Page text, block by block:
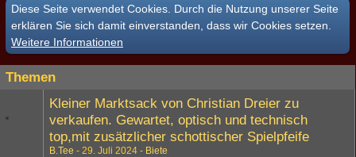
Diese Seite verwendet Cookies. Durch die Nutzung unserer Seite
erklären Sie sich damit einverstanden, dass wir Cookies setzen.
Weitere Informationen
Themen
Kleiner Marktsack von Christian Dreier zu
verkaufen. Gewartet, optisch und technisch
top,mit zusätzlicher schottischer Spielpfeife
B.Tee 29. Juli 2024 Biete